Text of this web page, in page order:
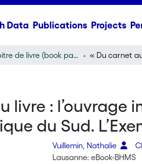
Data Publications Projects
Chapitre de livre (book part)
livre : l’ouvrage
du Sud.
Vuillemin, Nathalie
Lausanne: eBook-BHMS